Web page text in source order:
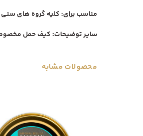
مناسب برای: کلیه گروه های سنی
سایر توضیحات: کیف حمل مخصوص
محصولات مشابه